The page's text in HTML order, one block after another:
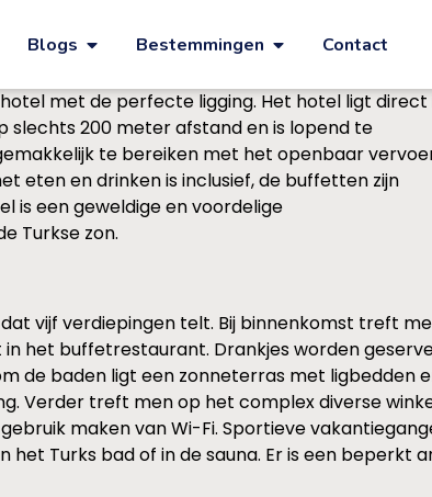
Blogs Bestemmingen Contact
met de perfecte ligging. Het hotel ligt direct
slechts 200 meter afstand en is lopend te
te bereiken met het openbaar
eten en drinken is inclusief, de buffetten zijn
is een geweldige en voordelige
Turkse zon.
vijf verdiepingen telt. Bij binnenkomst treft
het buffetrestaurant. Drankjes worden
de baden ligt een zonneterras met ligbedden
Verder treft men op het complex diverse
maken van Wi-Fi. Sportieve
Turks bad of in de sauna. Er is een beperkt